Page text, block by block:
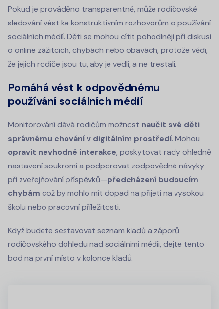
Pokud je prováděno transparentně, může rodičovské
sledování vést ke konstruktivním rozhovorům o používání
sociálních médií. Děti se mohou cítit pohodlněji při diskusi
o online zážitcích, chybách nebo obavách, protože vědí,
že jejich rodiče jsou tu, aby je vedli, a ne trestali.
Pomáhá vést k odpovědnému
používání sociálních médií
Monitorování dává rodičům možnost naučit své děti
správnému chování v digitálním prostředí. Mohou
opravit nevhodné interakce, poskytovat rady ohledně
nastavení soukromí a podporovat zodpovědné návyky
při zveřejňování příspěvků—předcházení budoucím
chybám což by mohlo mít dopad na přijetí na vysokou
školu nebo pracovní příležitosti.
Když budete sestavovat seznam kladů a záporů
rodičovského dohledu nad sociálními médii, dejte tento
bod na první místo v kolonce kladů.